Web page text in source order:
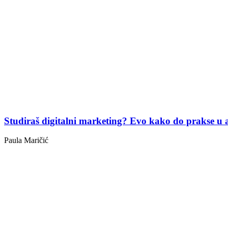
Studiraš digitalni marketing? Evo kako do prakse u
Paula Maričić